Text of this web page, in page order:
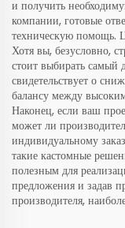
и получить
компании, готовые
техническую помощь.
Хотя вы, безусловно,
стоит выбирать самый
свидетельствует о
балансу между
Наконец, если ваш
может ли
индивидуальному
такие кастомные
полезным для
предложения и задав
производителя,